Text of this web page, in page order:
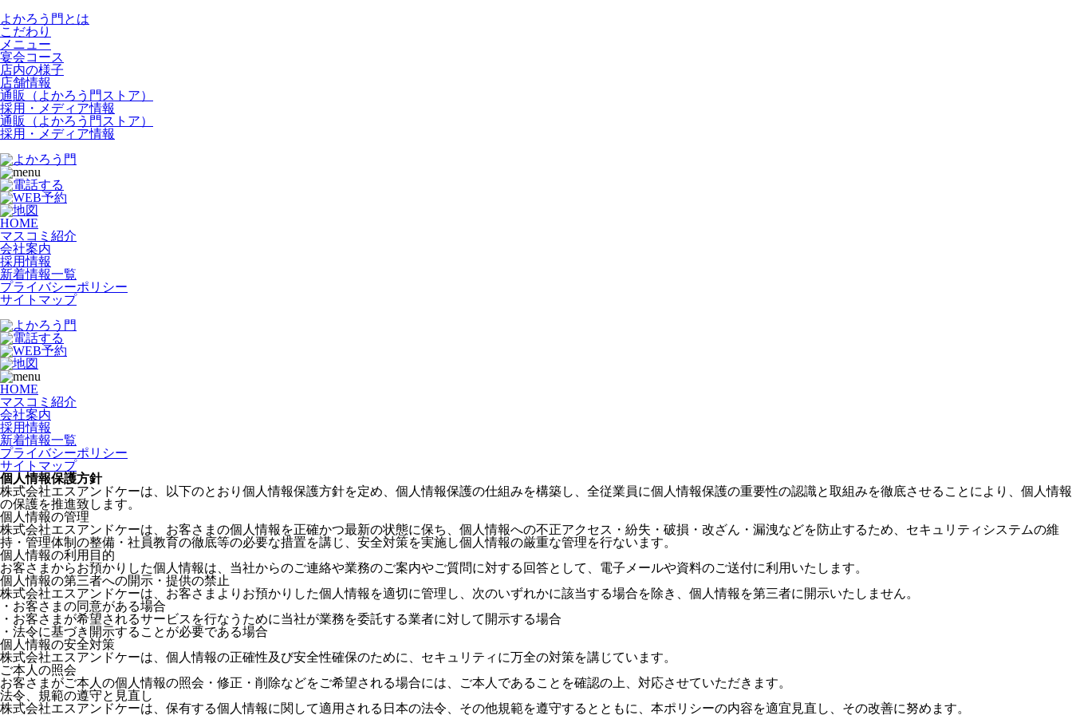
よかろう門とは
こだわり
メニュー
宴会コース
店内の様子
店舗情報
通販（よかろう門ストア）
採用・メディア情報
通販（よかろう門ストア）
採用・メディア情報
HOME
マスコミ紹介
会社案内
採用情報
新着情報一覧
プライバシーポリシー
サイトマップ
HOME
マスコミ紹介
会社案内
採用情報
新着情報一覧
プライバシーポリシー
サイトマップ
個人情報保護方針
株式会社エスアンドケーは、以下のとおり個人情報保護方針を定め、個人情報保護の仕組みを構築し、全従業員に個人情報保護の重要性の認識と取組みを徹底させることにより、個人情報
の保護を推進致します。
個人情報の管理
株式会社エスアンドケーは、お客さまの個人情報を正確かつ最新の状態に保ち、個人情報への不正アクセス・紛失・破損・改ざん・漏洩などを防止するため、セキュリティシステムの維
持・管理体制の整備・社員教育の徹底等の必要な措置を講じ、安全対策を実施し個人情報の厳重な管理を行ないます。
個人情報の利用目的
お客さまからお預かりした個人情報は、当社からのご連絡や業務のご案内やご質問に対する回答として、電子メールや資料のご送付に利用いたします。
個人情報の第三者への開示・提供の禁止
株式会社エスアンドケーは、お客さまよりお預かりした個人情報を適切に管理し、次のいずれかに該当する場合を除き、個人情報を第三者に開示いたしません。
・お客さまの同意がある場合
・お客さまが希望されるサービスを行なうために当社が業務を委託する業者に対して開示する場合
・法令に基づき開示することが必要である場合
個人情報の安全対策
株式会社エスアンドケーは、個人情報の正確性及び安全性確保のために、セキュリティに万全の対策を講じています。
ご本人の照会
お客さまがご本人の個人情報の照会・修正・削除などをご希望される場合には、ご本人であることを確認の上、対応させていただきます。
法令、規範の遵守と見直し
株式会社エスアンドケーは、保有する個人情報に関して適用される日本の法令、その他規範を遵守するとともに、本ポリシーの内容を適宜見直し、その改善に努めます。